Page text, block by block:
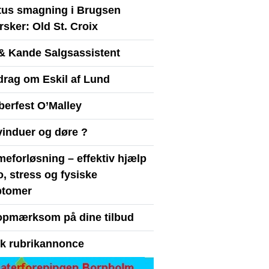
smagning i Brugsen
Old St. Croix
Kande Salgsassistent
om Eskil af Lund
O’Malley
og døre ?
– effektiv hjælp
stress og fysiske
på dine tilbud
rubrikannonce